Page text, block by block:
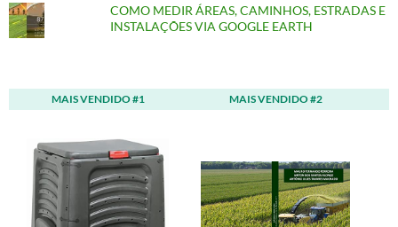
COMO MEDIR ÁREAS, CAMINHOS, ESTRADAS E
INSTALAÇÕES VIA GOOGLE EARTH
MAIS VENDIDO #1 MAIS VENDIDO #2